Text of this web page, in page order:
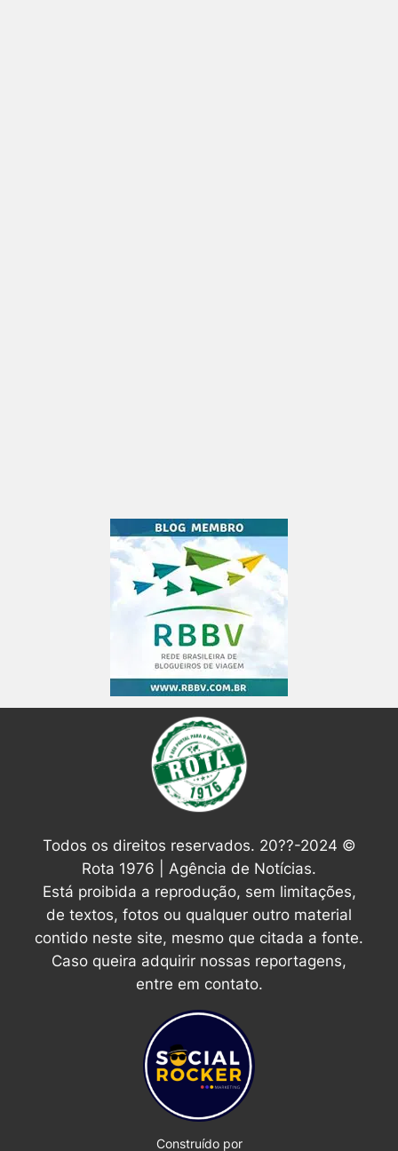
Todos os direitos reservados. 20??-2024 ©
Rota 1976 | Agência de Notícias.
Está proibida a reprodução, sem limitações,
de textos, fotos ou qualquer outro material
contido neste site, mesmo que citada a fonte.
Caso queira adquirir nossas reportagens,
entre em contato.
Construído por